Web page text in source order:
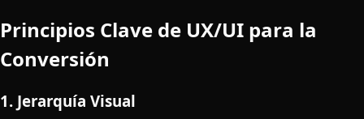
Principios Clave de UX/UI para la
Conversión
1. Jerarquía Visual